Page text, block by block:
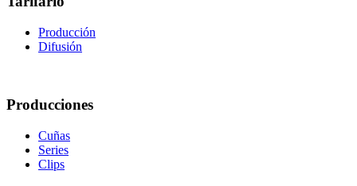
Producción
Difusión
Producciones
Cuñas
Series
Clips